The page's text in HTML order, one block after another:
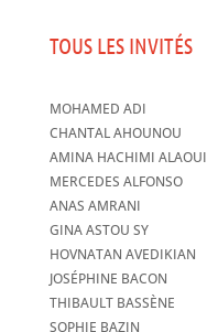
TOUS LES INVITÉS
MOHAMED ADI
CHANTAL AHOUNOU
AMINA HACHIMI ALAOUI
MERCEDES ALFONSO
ANAS AMRANI
GINA ASTOU SY
HOVNATAN AVEDIKIAN
JOSÉPHINE BACON
THIBAULT BASSÈNE
SOPHIE BAZIN